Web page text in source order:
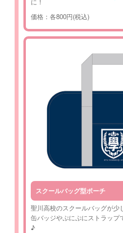
価格：各800円(税込)
スクールバッグ型ポーチ
聖川高校のスクールバッグが少
缶バッジやぷにぷにストラップ
♪